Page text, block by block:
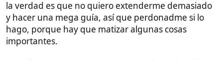
numero de expediente matrimonial, con él ya
puedes ir al notario cuando tengas toda la
documentación necesaria (ver más abajo).